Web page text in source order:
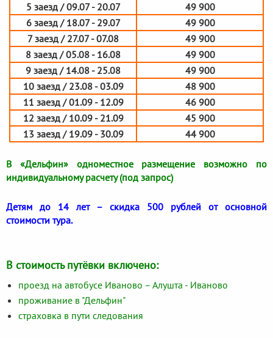
5 заезд / 09.07 - 20.07
49 900
6 заезд / 18.07 - 29.07
49 900
7 заезд / 27.07 - 07.08
49 900
8 заезд / 05.08 - 16.08
49 900
9 заезд / 14.08 - 25.08
49 900
10 заезд / 23.08 - 03.09
48 900
11 заезд / 01.09 - 12.09
46 900
12 заезд / 10.09 - 21.09
45 900
13 заезд / 19.09 - 30.09
44 900
В «Дельфин» одноместное размещение возможно по
индивидуальному расчету (под запрос)
Детям до 14 лет – скидка 500 рублей от основной
стоимости тура.
В стоимость путёвки включено:
проезд на автобусе Иваново – Алушта - Иваново
проживание в "Дельфин"
страховка в пути следования